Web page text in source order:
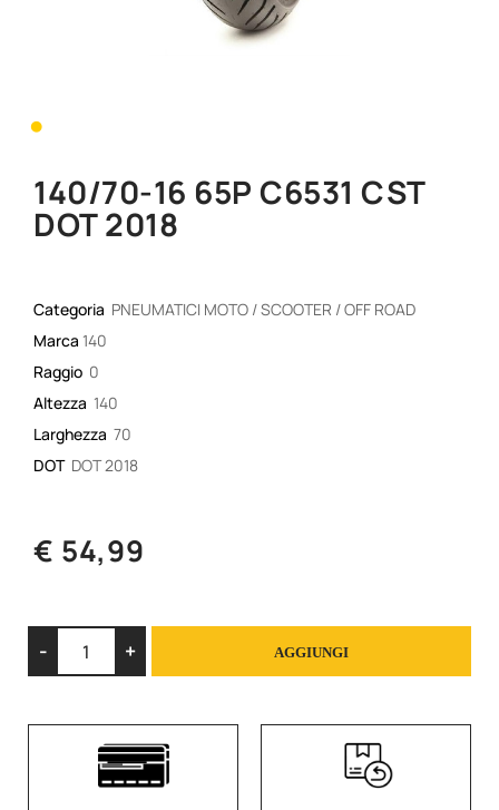
•
140/70-16 65P C6531 CST
DOT 2018
Categoria PNEUMATICI MOTO / SCOOTER / OFF ROAD
Marca 140
Raggio 0
Altezza 140
Larghezza 70
DOT DOT 2018
€ 54,99
AGGIUNGI